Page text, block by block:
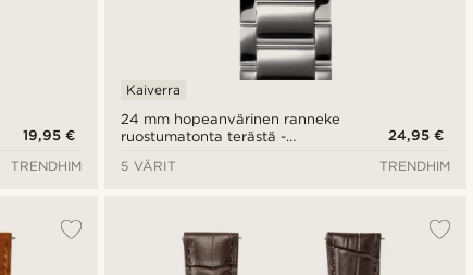
19,95 €
TRENDHIM
24 mm hopeanvärinen ranneke
ruostumatonta terästä -
Kaiverra
24,95 €
5 VÄRIT
TRENDHIM